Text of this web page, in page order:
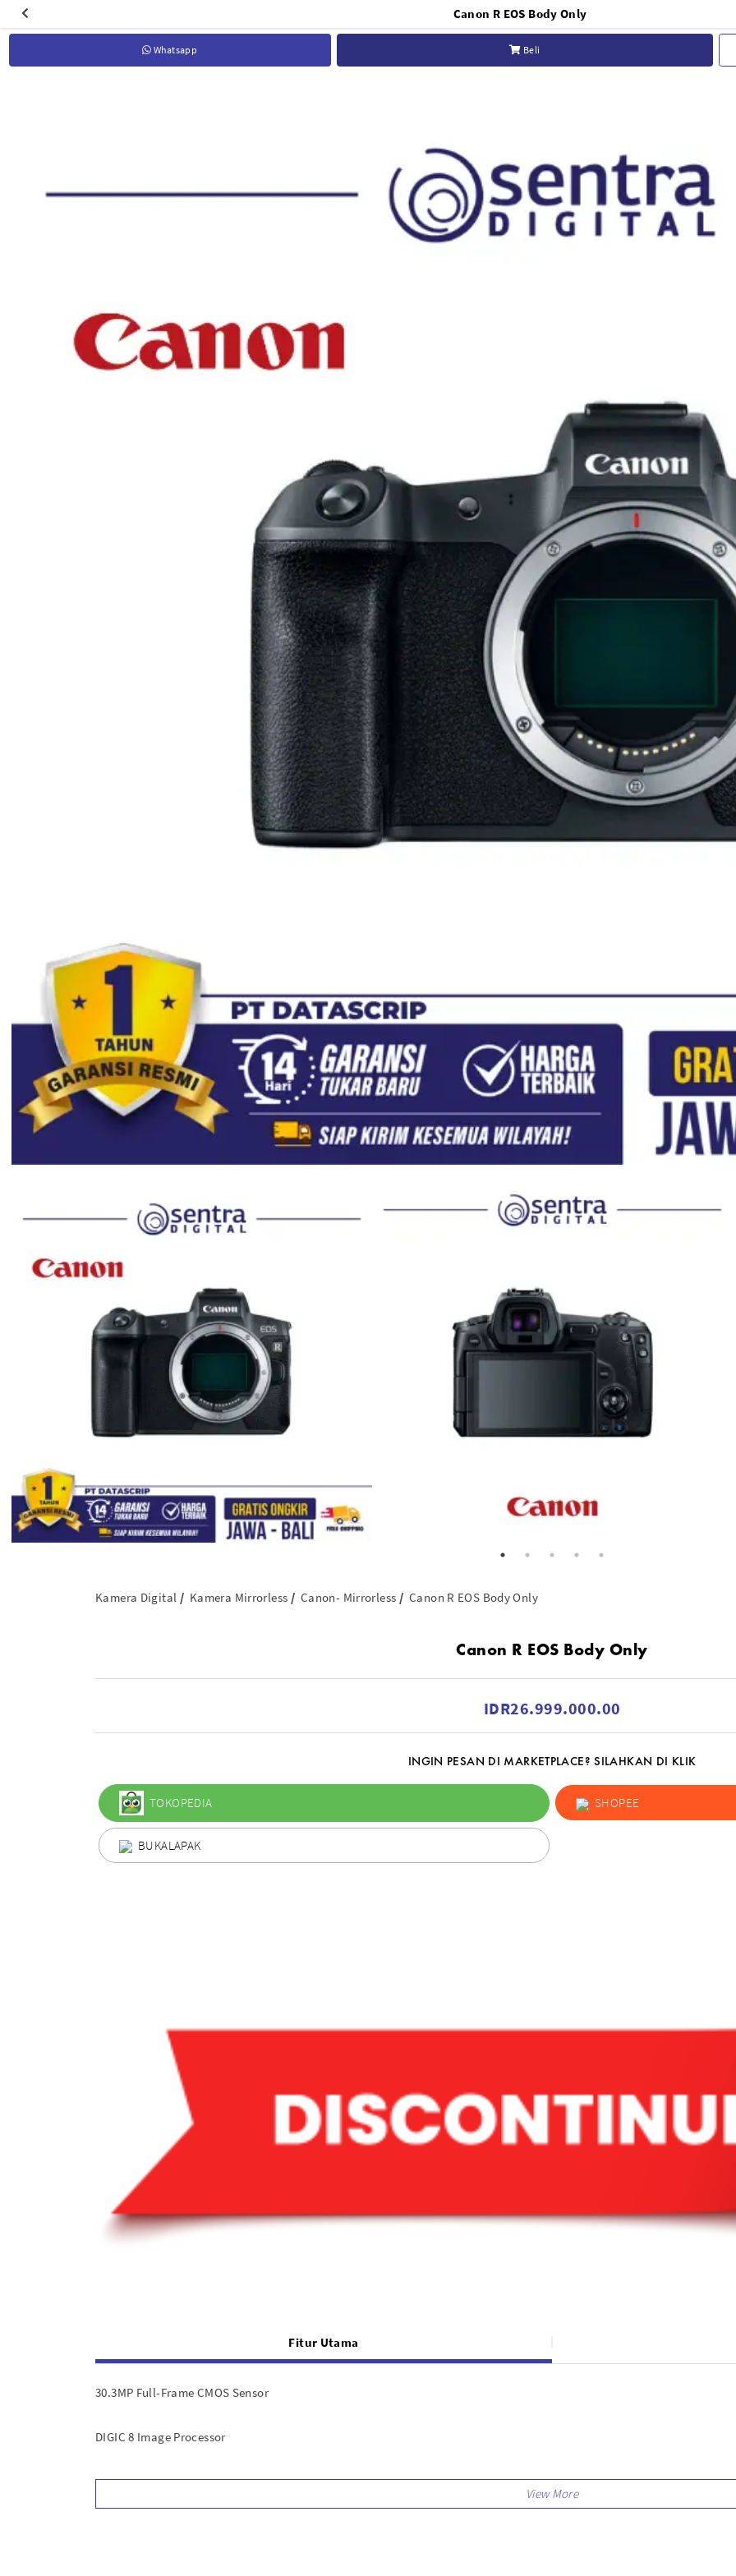
Canon R EOS Body Only
Whatsapp Beli
Kamera Digital Kamera Mirrorless Canon- Mirrorless Canon R EOS Body Only
Canon R EOS Body Only
IDR26.999.000.00
INGIN PESAN DI MARKETPLACE? SILAHKAN DI KLIK
TOKOPEDIA SHOPEE
BUKALAPAK
Fitur Utama
30.3MP Full-Frame CMOS Sensor
DIGIC 8 Image Processor
UHD 4K30 Video; C-Log &; 10-Bit HDMI Out